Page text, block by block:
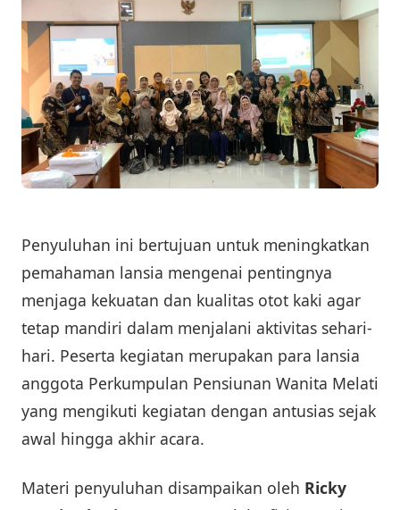
Penyuluhan ini bertujuan untuk meningkatkan
pemahaman lansia mengenai pentingnya
menjaga kekuatan dan kualitas otot kaki agar
tetap mandiri dalam menjalani aktivitas sehari-
hari. Peserta kegiatan merupakan para lansia
anggota Perkumpulan Pensiunan Wanita Melati
yang mengikuti kegiatan dengan antusias sejak
awal hingga akhir acara.
Materi penyuluhan disampaikan oleh Ricky